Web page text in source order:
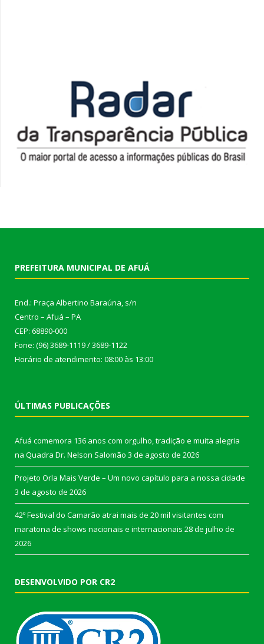
PREFEITURA MUNICIPAL DE AFUÁ
End.: Praça Albertino Baraúna, s/n
Centro – Afuá – PA
CEP: 68890-000
Fone: (96) 3689-1119 / 3689-1122
Horário de atendimento: 08:00 às 13:00
ÚLTIMAS PUBLICAÇÕES
Afuá comemora 136 anos com orgulho, tradição e muita alegria
na Quadra Dr. Nelson Salomão 3 de agosto de 2026
Projeto Orla Mais Verde – Um novo capítulo para a nossa cidade
3 de agosto de 2026
42º Festival do Camarão atrai mais de 20 mil visitantes com
maratona de shows nacionais e internacionais 28 de julho de
2026
DESENVOLVIDO POR CR2